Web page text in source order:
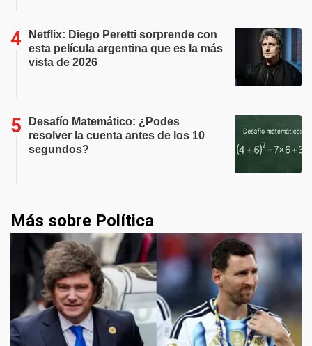
Netflix: Diego Peretti sorprende con
esta película argentina que es la más
vista de 2026
Desafío Matemático: ¿Podes
resolver la cuenta antes de los 10
segundos?
Más sobre Política